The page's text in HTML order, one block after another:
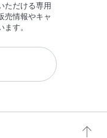
ただける専用
売情報やキャ
す。